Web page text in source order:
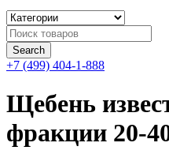
+7 (499) 404-1-888
Щебень
фракции 20-